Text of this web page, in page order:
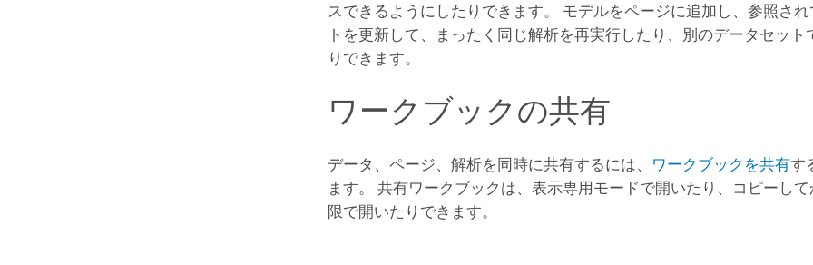
スできるようにしたりできます。 モデルをページに追加し、参照さ
トを更新して、まったく同じ解析を再実行したり、別のデータセット
りできます。
ワークブックの共有
データ、ページ、解析を同時に共有するには、 ワークブックを共有す
ます。 共有ワークブックは、表示専用モードで開いたり、コピーし
限で開いたりできます。